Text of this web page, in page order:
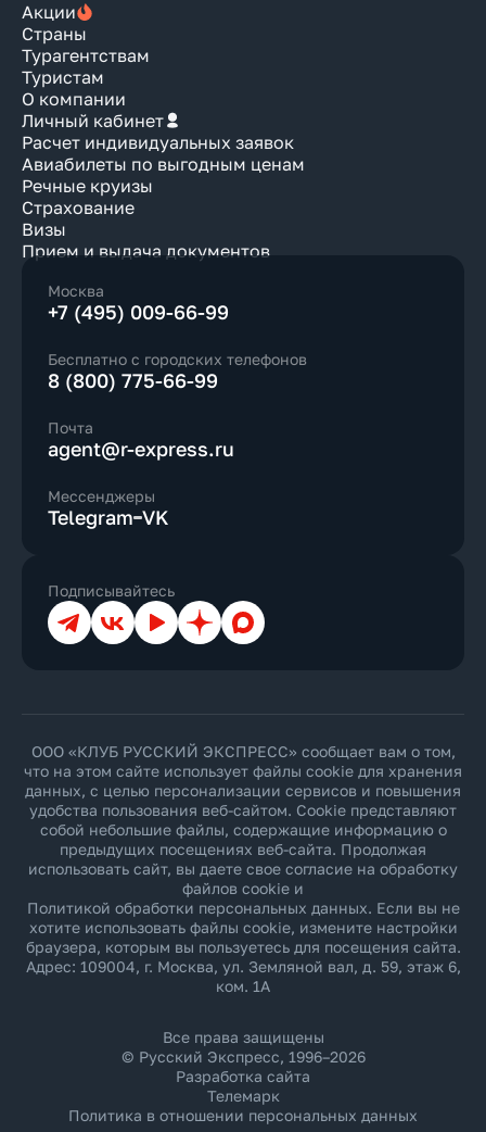
Акции
Страны
Турагентствам
Туристам
О компании
Личный кабинет
Расчет индивидуальных заявок
Авиабилеты по выгодным ценам
Речные круизы
Страхование
Визы
Прием и выдача документов
Москва
+7 (495) 009-66-99
Бесплатно с городских телефонов
8 (800) 775-66-99
Почта
agent@r-express.ru
Мессенджеры
Telegram VK
Подписывайтесь
ТелеграмВКонтакте
YouTubeДзен Max
ООО «КЛУБ РУССКИЙ ЭКСПРЕСС» сообщает вам о том,
что на этом сайте использует файлы cookie для хранения
данных, с целью персонализации сервисов и повышения
удобства пользования веб-сайтом. Cookie представляют
собой небольшие файлы, содержащие информацию о
предыдущих посещениях веб-сайта. Продолжая
использовать сайт, вы даете свое согласие на обработку
файлов cookie и
Политикой обработки персональных данных. Если вы не
хотите использовать файлы cookie, измените настройки
браузера, которым вы пользуетесь для посещения сайта.
Адрес: 109004, г. Москва, ул. Земляной вал, д. 59, этаж 6,
ком. 1А
Все права защищены
© Русский Экспресс, 1996–2026
Разработка сайта
Телемарк
Политика в отношении персональных данных